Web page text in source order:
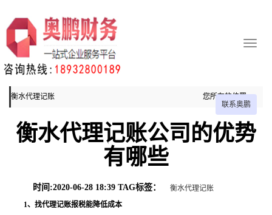
联系奥鹏
衡水代理记账 您所在的位置：
衡水代理记账
衡水代理记账公司的优势
有哪些
时间:2020-06-28 18:39 TAG标签：
衡水代理记账
1、找代理记账报税能降低成本